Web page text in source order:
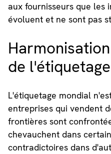
aux fournisseurs que les
évoluent et ne sont pas
de l'étiquetage
L'étiquetage mondial
entreprises qui vendent
frontières sont
chevauchent dans
contradictoires dans